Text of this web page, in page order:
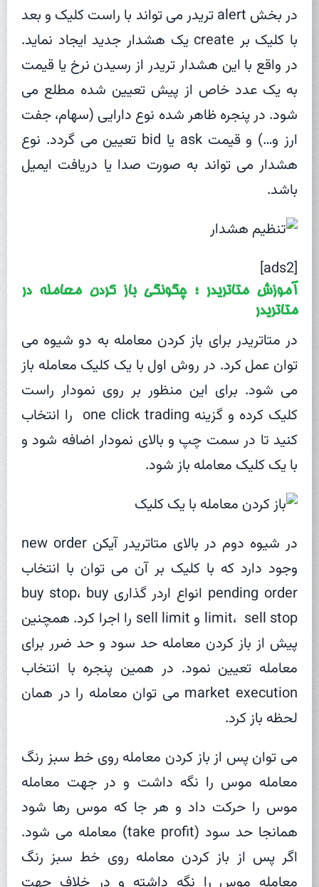
در بخش alert تریدر می تواند با راست کلیک و بعد
با کلیک بر create یک هشدار جدید ایجاد نماید.
در واقع با این هشدار تریدر از رسیدن نرخ یا قیمت
به یک عدد خاص از پیش تعیین شده مطلع می
شود. در پنجره ظاهر شده نوع دارایی (سهام، جفت
ارز و…) و قیمت ask یا bid تعیین می گردد. نوع
هشدار می تواند به صورت صدا یا دریافت ایمیل
باشد.
[ads2]
آموزش متاتریدر ؛ چگونگی باز کردن معامله در
متاتریدر
در متاتریدر برای باز کردن معامله به دو شیوه می
توان عمل کرد. در روش اول با یک کلیک معامله باز
می شود. برای این منظور بر روی نمودار راست
کلیک کرده و گزینه one click trading را انتخاب
کنید تا در سمت چپ و بالای نمودار اضافه شود و
با یک کلیک معامله باز شود.
در شیوه دوم در بالای متاتریدر آیکن new order
وجود دارد که با کلیک بر آن می توان با انتخاب
pending order انواع اردر گذاری buy stop، buy
limit، sell stop و sell limit را اجرا کرد. همچنین
پیش از باز کردن معامله حد سود و حد ضرر برای
معامله تعیین نمود. در همین پنجره با انتخاب
market execution می توان معامله را در همان
لحظه باز کرد.
می توان پس از باز کردن معامله روی خط سبز رنگ
معامله موس را نگه داشت و در جهت معامله
موس را حرکت داد و هر جا که موس رها شود
همانجا حد سود (take profit) معامله می شود.
اگر پس از باز کردن معامله روی خط سبز رنگ